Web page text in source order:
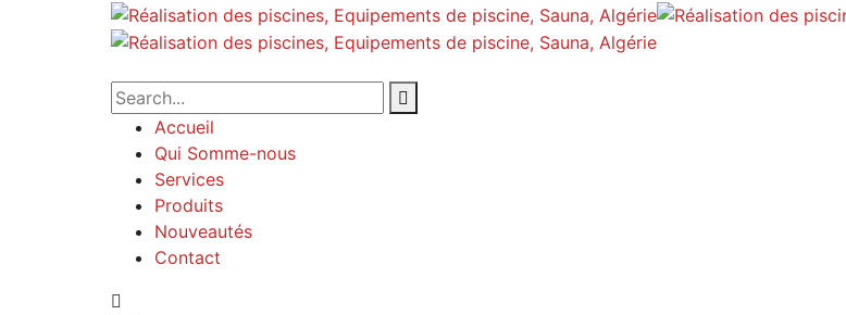
Accueil
Qui Somme-nous
Services
Produits
Nouveautés
Contact